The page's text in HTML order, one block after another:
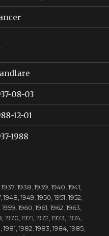
08-03
12-01
1988
Kategorier
1937,1938,1939,1940,1941,
,1948,1949,1950,1951,1952,
,1959,1960,1961,1962,1963,
,1970,1971,1972,1973,1974,
,1981,1982,1983,1984,1985,